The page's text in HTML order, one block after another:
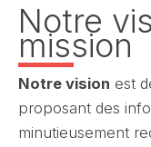
Notre
mission
Notre vision est
proposant des
minutieusement